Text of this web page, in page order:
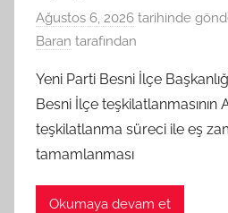
Ağustos 6, 2026 tarihinde
Baran tarafından
Yeni Parti Besni İlçe
Besni İlçe teşkilatlanmasının
teşkilatlanma süreci ile eş
tamamlanması
Okumaya devam et